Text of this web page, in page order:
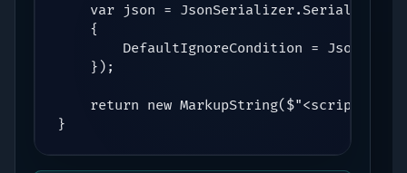
var json =
    {
DefaultIgnoreCondition =
    });
return new MarkupString($"<script
}